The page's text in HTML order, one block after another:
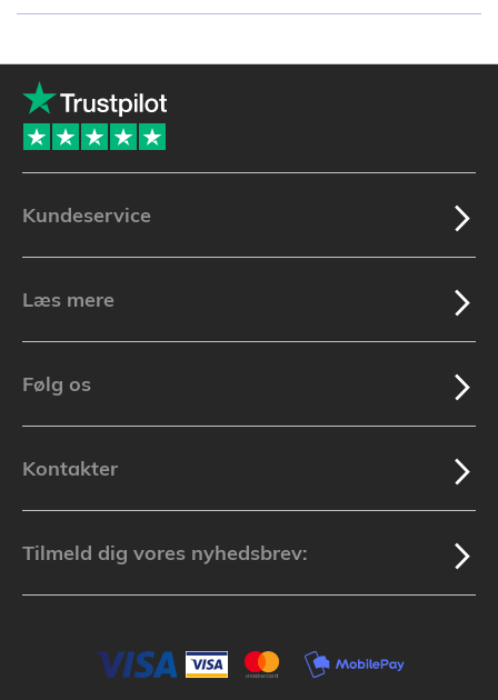
Kundeservice
Læs mere
Følg os
Kontakter
Tilmeld dig vores nyhedsbrev: